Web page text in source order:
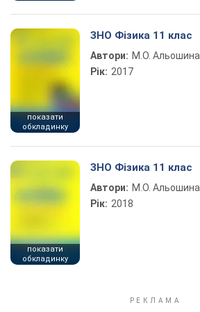
показати
обкладинку
ЗНО Фізика 11 клас
Автори: М.О. Альошина
Рік: 2017
показати
обкладинку
ЗНО Фізика 11 клас
Автори: М.О. Альошина
Рік: 2018